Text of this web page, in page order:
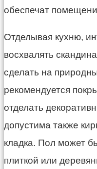
обеспечат
Отделывая кухню,
восхвалять
сделать на
рекомендуется
отделать
допустима также
кладка. Пол может
плиткой или